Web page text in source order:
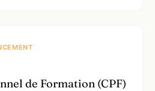
de Formation (CPF)